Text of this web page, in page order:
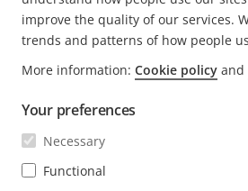
Nous contacter
Centre d'Expérience
ACTUALITÉS ET TÉMOIGNAGES
S'ABONNER
improve the quality of our services.
trends and patterns of how people
More information: Cookie policy and
Your preferences
Necessary
Functional